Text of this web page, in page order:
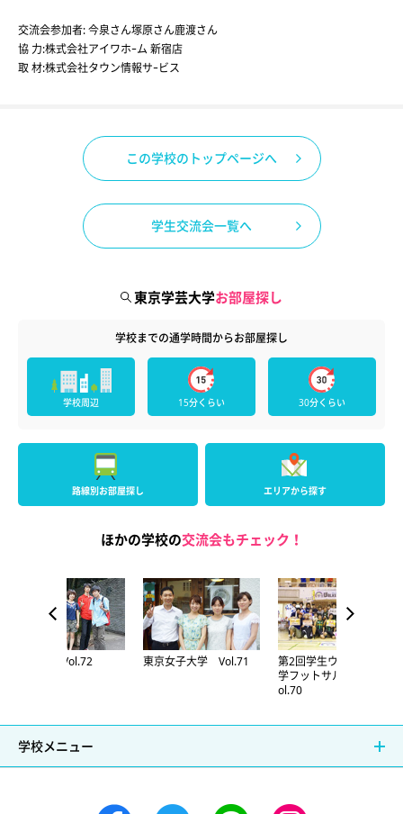
交流会参加者:今泉さん塚原さん鹿渡さん
協 力:株式会社アイワホｰム 新宿店
取 材:株式会社タウン情報サｰビス
この学校のトップページへ
学生交流会一覧へ
東京学芸大学お部屋探し
学校までの通学時間からお部屋探し
学校周辺 15分くらい 30分くらい
路線別お部屋探し エリアから探す
ほかの学校の交流会もチェック！
一橋大学 Vol.72 東京女子大学 Vol.71
第2回学生ウォーカー大
学フットサルリーグ V
ol.70
学校メニュー